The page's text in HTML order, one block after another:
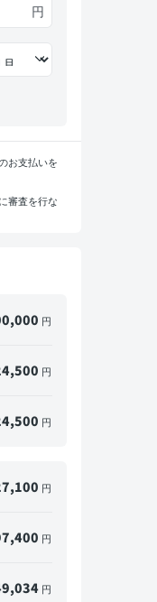
円
お支払いを
審査を行な
円
円
円
円
円
円